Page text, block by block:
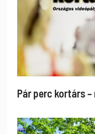
Pár perc kortárs